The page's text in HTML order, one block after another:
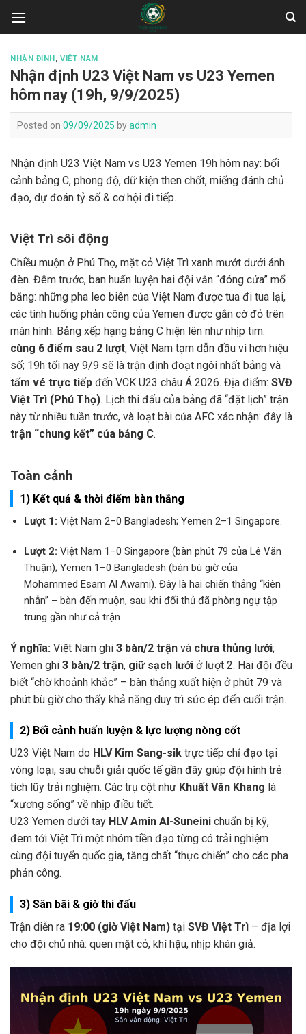
NHẬN ĐỊNH,VIỆT NAM
Nhận định U23 Việt Nam vs U23 Yemen
hôm nay (19h, 9/9/2025)
Posted on 09/09/2025 byadmin
Nhận định U23 Việt Nam vs U23 Yemen 19h hôm nay: bối
cảnh bảng C, phong độ, dữ kiện then chốt, miếng đánh chủ
đạo, dự đoán tỷ số & cơ hội đi tiếp.
Việt Trì sôi động
Chiều muộn ở Phú Thọ, mặt cỏ Việt Trì xanh mướt dưới ánh
đèn. Đêm trước, ban huấn luyện hai đội vẫn “đóng cửa” mổ
băng: những pha leo biên của Việt Nam được tua đi tua lại,
các tình huống phản công của Yemen được gắn cờ đỏ trên
màn hình. Bảng xếp hạng bảng C hiện lên như nhịp tim:
cùng 6 điểm sau 2 lượt, Việt Nam tạm dẫn đầu vì hơn hiệu
số; 19h tối nay 9/9 sẽ là trận định đoạt ngôi nhất bảng và
tấm vé trực tiếp đến VCK U23 châu Á 2026. Địa điểm: SVĐ
Việt Trì (Phú Thọ). Lịch thi đấu của bảng đã “đặt lịch” trận
này từ nhiều tuần trước, và loạt bài của AFC xác nhận: đây là
trận “chung kết” của bảng C.
Toàn cảnh
1) Kết quả & thời điểm bàn thắng
Lượt 1: Việt Nam 2–0 Bangladesh; Yemen 2–1 Singapore.
Lượt 2: Việt Nam 1–0 Singapore (bàn phút 79 của Lê Văn
Thuận); Yemen 1–0 Bangladesh (bàn bù giờ của
Mohammed Esam Al Awami). Đây là hai chiến thắng “kiên
nhẫn” – bàn đến muộn, sau khi đối thủ đã phòng ngự tập
trung gần như cả trận.
Ý nghĩa: Việt Nam ghi 3 bàn/2 trận và chưa thủng lưới;
Yemen ghi 3 bàn/2 trận, giữ sạch lưới ở lượt 2. Hai đội đều
biết “chờ khoảnh khắc” – bàn thắng xuất hiện ở phút 79 và
phút bù giờ cho thấy khả năng duy trì sức ép đến cuối trận.
2) Bối cảnh huấn luyện & lực lượng nòng cốt
U23 Việt Nam do HLV Kim Sang-sik trực tiếp chỉ đạo tại
vòng loại, sau chuỗi giải quốc tế gần đây giúp đội hình trẻ
tích lũy trải nghiệm. Các trụ cột như Khuất Văn Khang là
“xương sống” về nhịp điều tiết.
U23 Yemen dưới tay HLV Amin Al-Suneini chuẩn bị kỹ,
đem tới Việt Trì một nhóm tiền đạo từng có trải nghiệm
cùng đội tuyển quốc gia, tăng chất “thực chiến” cho các pha
phản công.
3) Sân bãi & giờ thi đấu
Trận diễn ra 19:00 (giờ Việt Nam) tại SVĐ Việt Trì – địa lợi
cho đội chủ nhà: quen mặt cỏ, khí hậu, nhịp khán giả.